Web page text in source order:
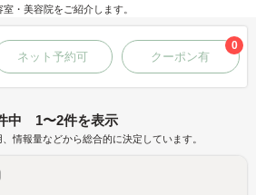
・美容院をご紹介します。
ネット予約可 クーポン有
0
中 1〜2件を表示
情報量などから総合的に決定しています。